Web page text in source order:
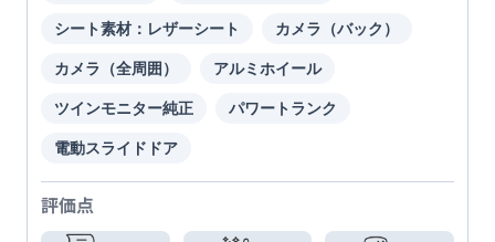
シート素材：レザーシート カメラ（バック）
カメラ（全周囲） アルミホイール
ツインモニター純正 パワートランク
電動スライドドア
評価点